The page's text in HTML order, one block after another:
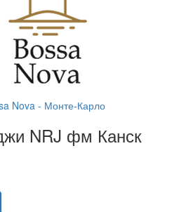
Nova - Монте-Карло
NRJ фм Канск